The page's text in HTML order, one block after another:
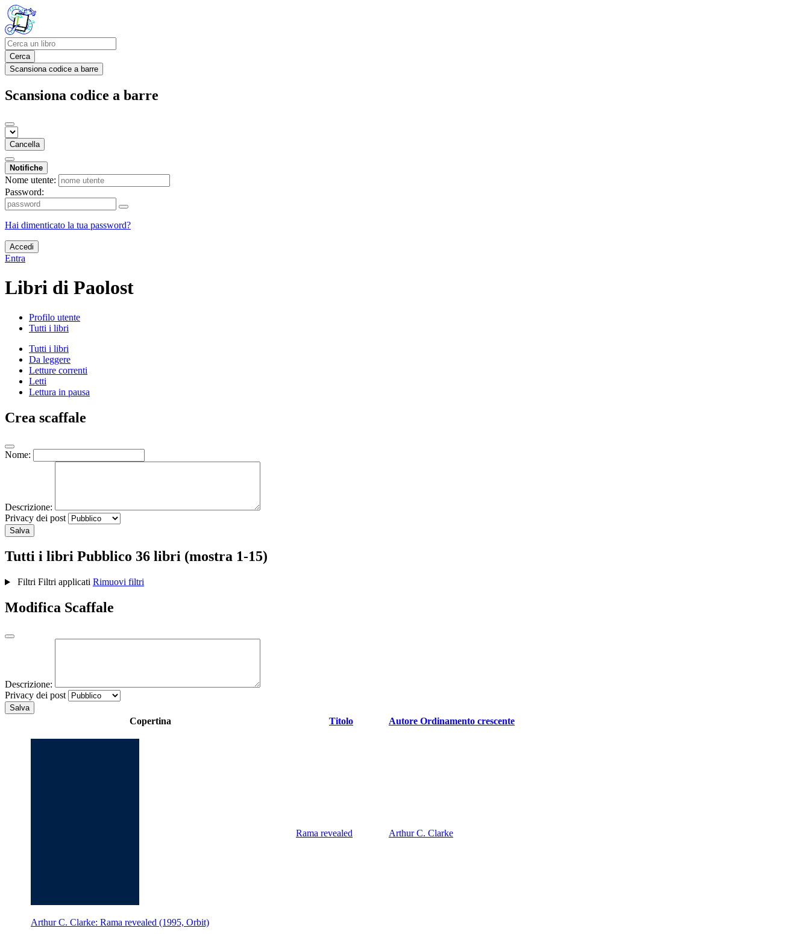
Cerca
Scansiona codice a barre
Scansiona codice a barre
Cancella
Notifiche
Nome utente:
Password:
Hai dimenticato la tua password?
Accedi
Entra
Libri di Paolost
Profilo utente
Tutti i libri
Tutti i libri
Da leggere
Letture correnti
Letti
Lettura in pausa
Crea scaffale
Nome:
Descrizione:
Privacy dei post
Salva
Tutti i libri Pubblico 36 libri (mostra 1-15)
Filtri Filtri applicati Rimuovi filtri
Modifica Scaffale
Descrizione:
Privacy dei post
Salva
Copertina Titolo Autore Ordinamento crescente
Arthur C. Clarke: Rama revealed (1995, Orbit)
Rama revealed Arthur C. Clarke